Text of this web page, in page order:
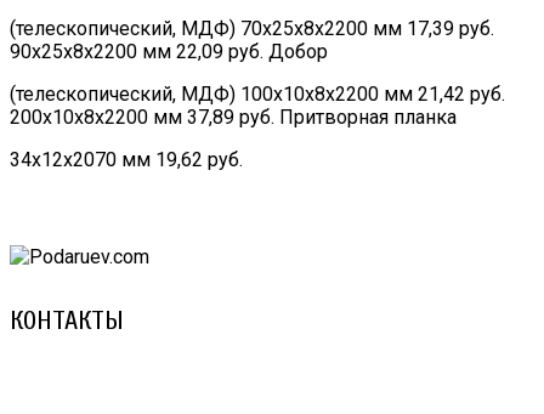
(телескопический, МДФ) 70х25х8х2200 мм 17,39 руб.
90х25х8х2200 мм 22,09 руб. Добор
(телескопический, МДФ) 100х10х8х2200 мм 21,42 руб.
200х10х8х2200 мм 37,89 руб. Притворная планка
34х12х2070 мм 19,62 руб.
КОНТАКТЫ